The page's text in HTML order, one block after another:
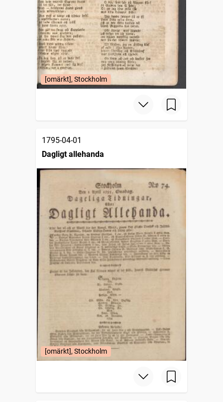
[omärkt], Stockholm
1795-04-01
Dagligt allehanda
[omärkt], Stockholm